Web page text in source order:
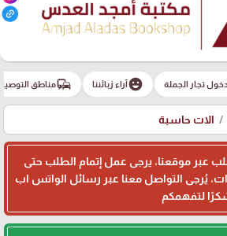
تجار الجملة emoji_emotionsآراء زبائننا commuteمناطق
الات حاسبة
طلب عبر موقعنا، يرجى عمل إتمام الطلب حتى
يُرجى التواصل معنا عبر رسائل الواتس اب
لتفهمكم